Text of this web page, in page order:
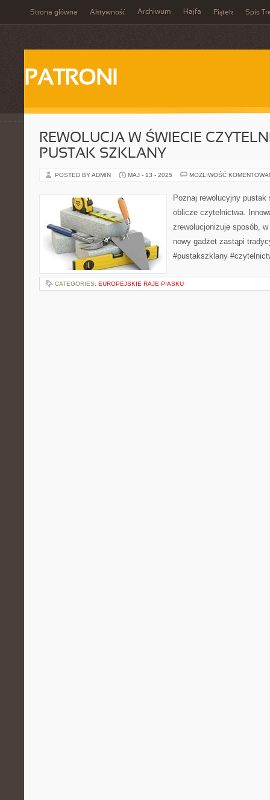
Strona główna Aktywność Archiwum Hajfa Piątek Spis
PATRONI
REWOLUCJA W ŚWIECIE
PUSTAK SZKLANY
POSTED BY ADMIN MAJ - 13 - 2025 MOŻLIWOŚĆ
Poznaj rewolucyjny
oblicze czytelnictwa.
zrewolucjonizuje sposób,
nowy gadżet zastąpi
#pustakszklany
CATEGORIES: EUROPEJSKIE RAJE PIASKU